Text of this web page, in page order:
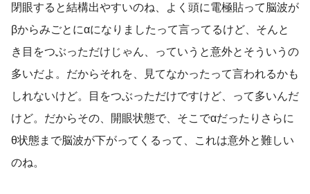
閉眼すると結構出やすいのね、よく頭に電極貼って脳波が
βからみごとにαになりましたって言ってるけど、そんと
き目をつぶっただけじゃん、っていうと意外とそういうの
多いだよ。だからそれを、見てなかったって言われるかも
しれないけど。目をつぶっただけですけど、って多いんだ
けど。だからその、開眼状態で、そこでαだったりさらに
θ状態まで脳波が下がってくるって、これは意外と難しい
のね。